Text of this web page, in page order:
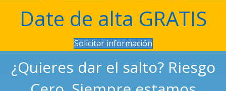
Date de alta GRATIS
Solicitar información
¿Quieres dar el salto? Riesgo